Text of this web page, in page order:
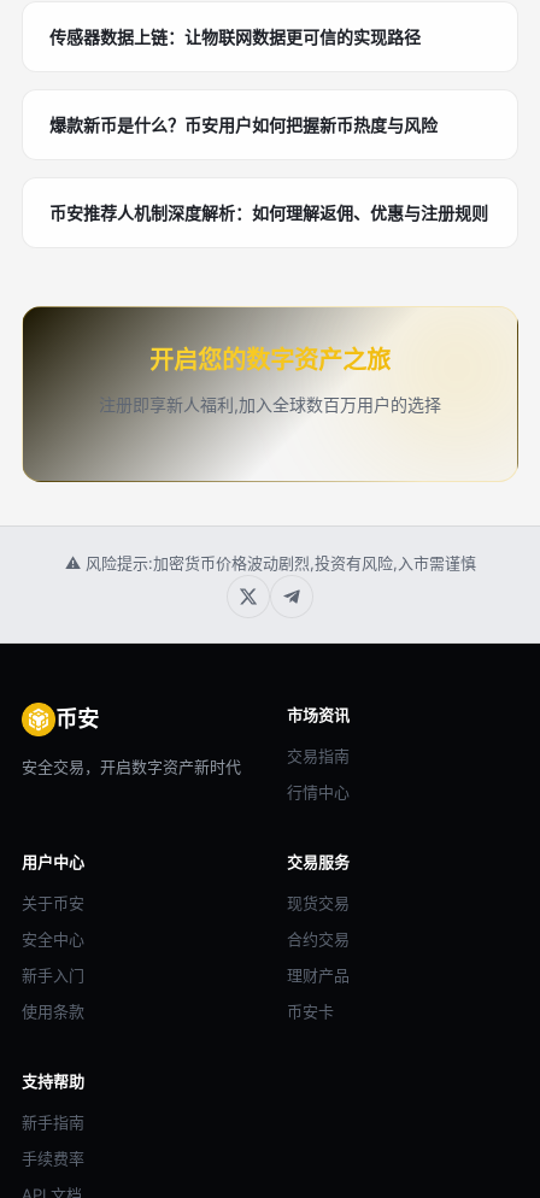
传感器数据上链：让物联网数据更可信的实现路径
爆款新币是什么？币安用户如何把握新币热度与风险
币安推荐人机制深度解析：如何理解返佣、优惠与注册规则
开启您的数字资产之旅
注册即享新人福利,加入全球数百万用户的选择
⚠ 风险提示:加密货币价格波动剧烈,投资有风险,入市需谨慎
币安
安全交易，开启数字资产新时代
市场资讯
交易指南
行情中心
用户中心
关于币安
安全中心
新手入门
使用条款
交易服务
现货交易
合约交易
理财产品
币安卡
支持帮助
新手指南
手续费率